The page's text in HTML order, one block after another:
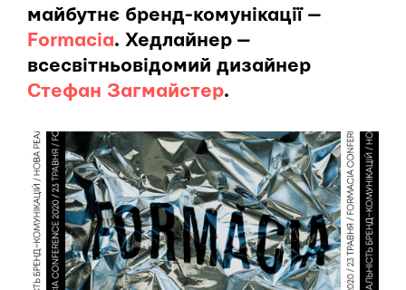
майбутнє бренд-комунікації —
Formacia. Хедлайнер —
всесвітньовідомий дизайнер
Стефан Загмайстер.